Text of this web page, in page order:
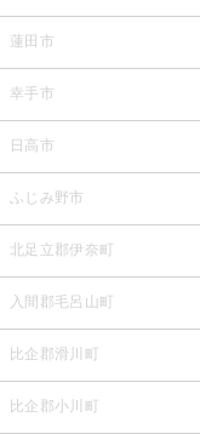
蓮田市
幸手市
日高市
ふじみ野市
北足立郡伊奈町
入間郡毛呂山町
比企郡滑川町
比企郡小川町